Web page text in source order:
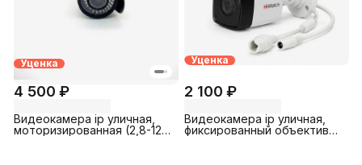
Уценка
4 500 ₽
Видеокамера ip уличная,
моторизированная (2,8-12
Уценка
2 100 ₽
Видеокамера ip уличная,
фиксированный объектив